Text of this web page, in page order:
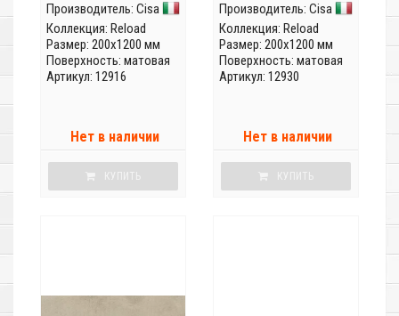
Производитель: Cisa
Коллекция: Reload
Размер: 200x1200 мм
Поверхность: матовая
Артикул: 12916
Нет в наличии
КУПИТЬ
Производитель: Cisa
Коллекция: Reload
Размер: 200x1200 мм
Поверхность: матовая
Артикул: 12930
Нет в наличии
КУПИТЬ